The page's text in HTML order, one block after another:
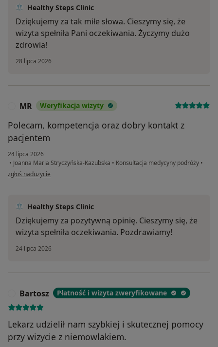
Healthy Steps Clinic
Dziękujemy za tak miłe słowa. Cieszymy się, że
wizyta spełniła Pani oczekiwania. Życzymy dużo
zdrowia!
28 lipca 2026
MR Weryfikacja wizyty
Polecam, kompetencja oraz dobry kontakt z
pacjentem
24 lipca 2026
• Joanna Maria Stryczyńska-Kazubska • Konsultacja medycyny podróży •
w opinii użytkownika MR
zgłoś nadużycie
Healthy Steps Clinic
Dziękujemy za pozytywną opinię. Cieszymy się, że
wizyta spełniła oczekiwania. Pozdrawiamy!
24 lipca 2026
Bartosz Płatność i wizyta zweryfikowane
Lekarz udzielił nam szybkiej i skutecznej pomocy
przy wizycie z niemowlakiem.